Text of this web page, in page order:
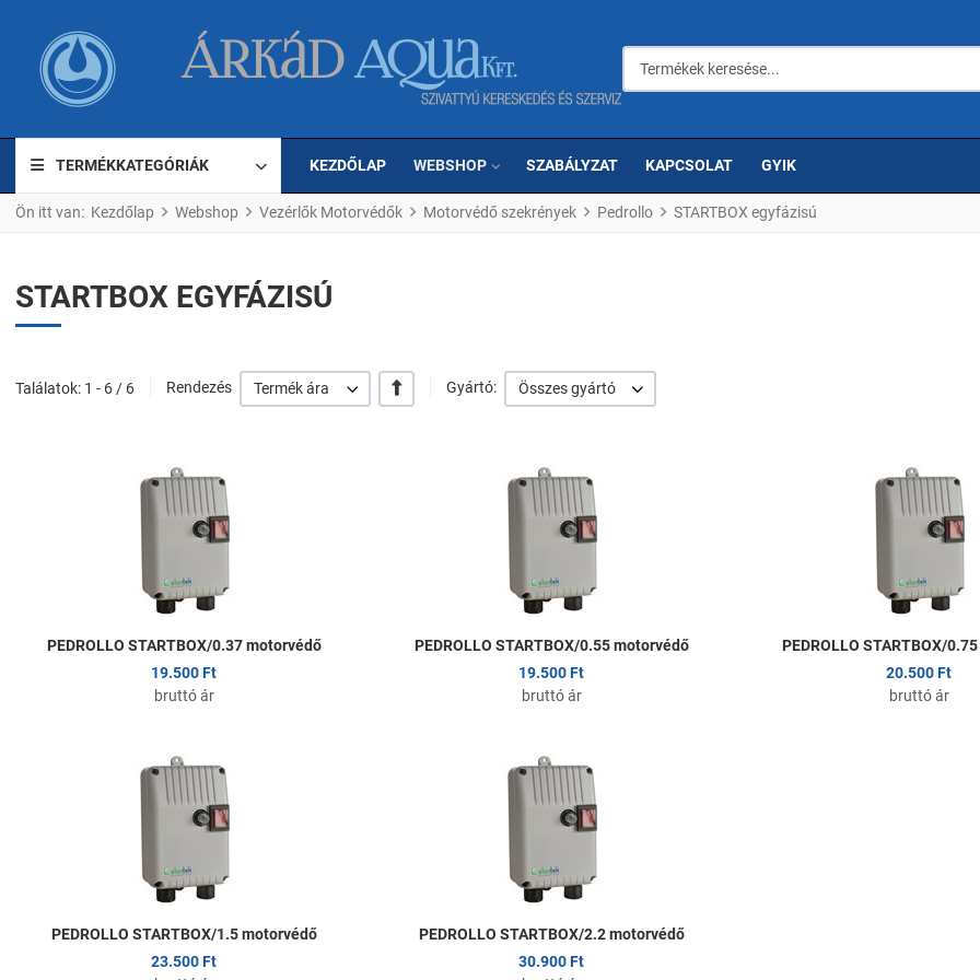
TERMÉKKATEGÓRIÁK KEZDŐLAP WEBSHOP SZABÁLYZAT KAPCSOLAT GYIK
Ön itt van: Kezdőlap Webshop Vezérlők Motorvédők Motorvédő szekrények Pedrollo STARTBOX egyfázisú
STARTBOX EGYFÁZISÚ
Találatok: 1 - 6 / 6 Rendezés Termék ára +/- Gyártó: Összes gyártó
PEDROLLO STARTBOX/0.37 motorvédő
19.500 Ft
bruttó ár
PEDROLLO STARTBOX/0.55 motorvédő
19.500 Ft
bruttó ár
PEDROLLO STARTBOX/
20.500 Ft
bruttó ár
PEDROLLO STARTBOX/1.5 motorvédő
23.500 Ft
PEDROLLO STARTBOX/2.2 motorvédő
30.900 Ft